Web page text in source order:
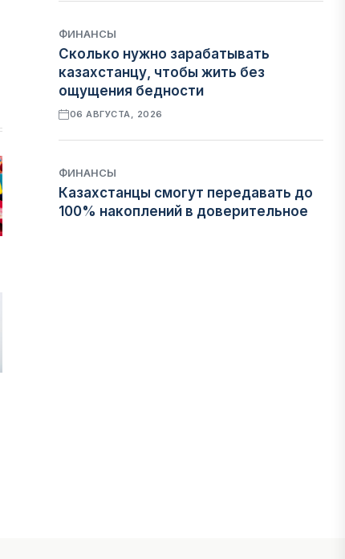
ФИНАНСЫ
Сколько нужно зарабатывать
казахстанцу, чтобы жить без
ощущения бедности
06 АВГУСТА, 2026
ФИНАНСЫ
Казахстанцы смогут передавать до
100% накоплений в доверительное